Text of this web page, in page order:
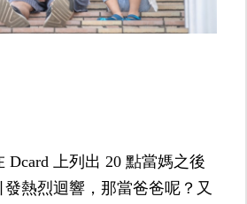
Dcard 上列出 20 點當媽之後
熱烈迴響，那當爸爸呢？又